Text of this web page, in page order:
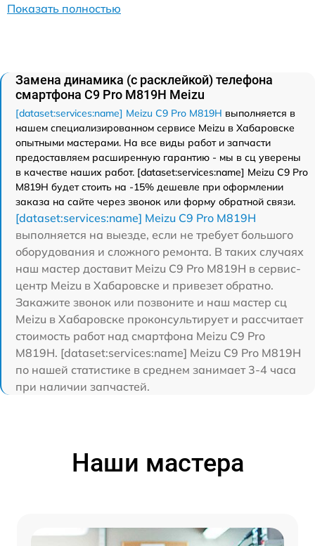
Показать полностью
Замена динамика (с расклейкой) телефона
смартфона C9 Pro M819H Meizu
[dataset:services:name] Meizu C9 Pro M819H выполняется в
нашем специализированном сервисе Meizu в Хабаровске
опытными мастерами. На все виды работ и запчасти
предоставляем расширенную гарантию - мы в сц уверены
в качестве наших работ. [dataset:services:name] Meizu C9 Pro
M819H будет стоить на -15% дешевле при оформлении
заказа на сайте через звонок или форму обратной связи.
[dataset:services:name] Meizu C9 Pro M819H
выполняется на выезде, если не требует большого
оборудования и сложного ремонта. В таких случаях
наш мастер доставит Meizu C9 Pro M819H в сервис-
центр Meizu в Хабаровске и привезет обратно.
Закажите звонок или позвоните и наш мастер сц
Meizu в Хабаровске проконсультирует и рассчитает
стоимость работ над смартфона Meizu C9 Pro
M819H. [dataset:services:name] Meizu C9 Pro M819H
по нашей статистике в среднем занимает 3-4 часа
при наличии запчастей.
Наши мастера